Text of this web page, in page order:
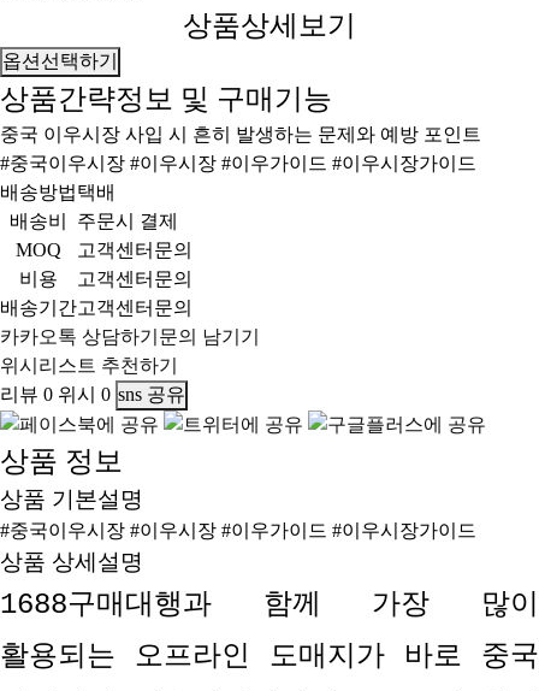
상품상세보기
옵션선택하기
상품간략정보 및 구매기능
중국 이우시장 사입 시 흔히 발생하는 문제와 예방 포인트
#중국이우시장 #이우시장 #이우가이드 #이우시장가이드
배송방법택배
배송비
주문시 결제
MOQ
고객센터문의
비용
고객센터문의
배송기간고객센터문의
카카오톡 상담하기 문의 남기기
위시리스트 추천하기
리뷰 0 위시 0 sns 공유
상품 정보
상품 기본설명
#중국이우시장 #이우시장 #이우가이드 #이우시장가이드
상품 상세설명
1688구매대행과 함께 가장 많이
활용되는 오프라인 도매지가 바로 중국